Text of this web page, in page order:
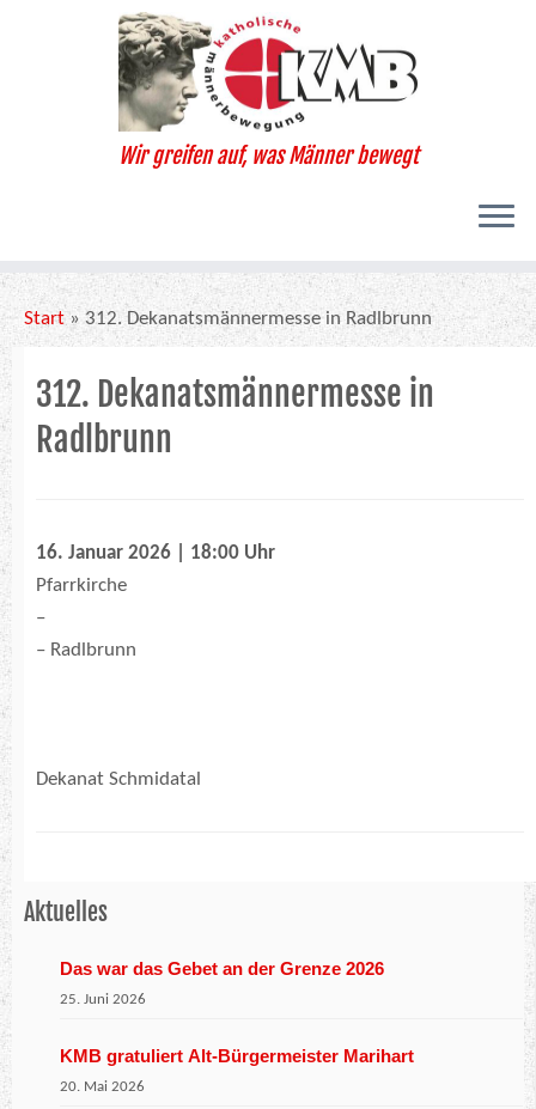
Wir greifen auf, was Männer bewegt
Start » 312. Dekanatsmännermesse in Radlbrunn
312. Dekanatsmännermesse in
Radlbrunn
16. Januar 2026 | 18:00 Uhr
Pfarrkirche
–
– Radlbrunn
Dekanat Schmidatal
Aktuelles
Das war das Gebet an der Grenze 2026
25. Juni 2026
KMB gratuliert Alt-Bürgermeister Marihart
20. Mai 2026